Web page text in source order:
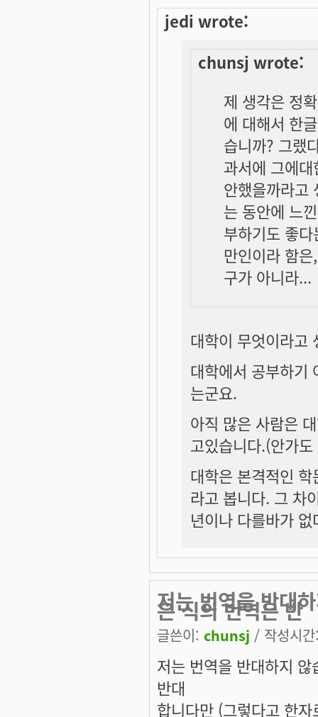
jedi wrote:
chunsj wrote:
제 생각은 정
에 대해서 한
습니까? 그랬
과서에 그에
안했을까라고
는 동안에 느
부하기도 좋
만인이라 함
구가 아니라...
대학이 무엇이라고
대학에서 공부하기
는군요.
아직 많은 사람은
고있습니다.(안가
대학은 본격적인
라고 봅니다. 그 차
년이나 다를바가
저는 번역을 반대
은 식의 번역은 반
글쓴이: chunsj / 작성시
저는 번역을 반대하지
반대
합니다만 (그렇다고 한